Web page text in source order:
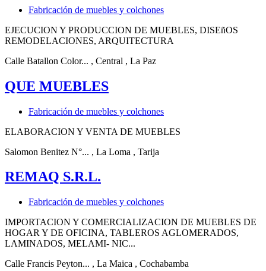
Fabricación de muebles y colchones
EJECUCION Y PRODUCCION DE MUEBLES, DISEñOS
REMODELACIONES, ARQUITECTURA
Calle Batallon Color... , Central , La Paz
QUE MUEBLES
Fabricación de muebles y colchones
ELABORACION Y VENTA DE MUEBLES
Salomon Benitez N°... , La Loma , Tarija
REMAQ S.R.L.
Fabricación de muebles y colchones
IMPORTACION Y COMERCIALIZACION DE MUEBLES DE
HOGAR Y DE OFICINA, TABLEROS AGLOMERADOS,
LAMINADOS, MELAMI- NIC...
Calle Francis Peyton... , La Maica , Cochabamba